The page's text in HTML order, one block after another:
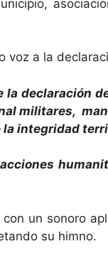
a la
declaración
militares,
integridad
un sonoro
su himno.